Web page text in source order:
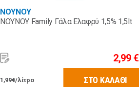
ΝΟΥΝΟΥ
ΝΟΥΝΟΥ Family Γάλα Ελαφρύ 1,5% 1,5lt
2,99 €
1,99€/λίτρο ΣΤΟ ΚΑΛΑΘΙ